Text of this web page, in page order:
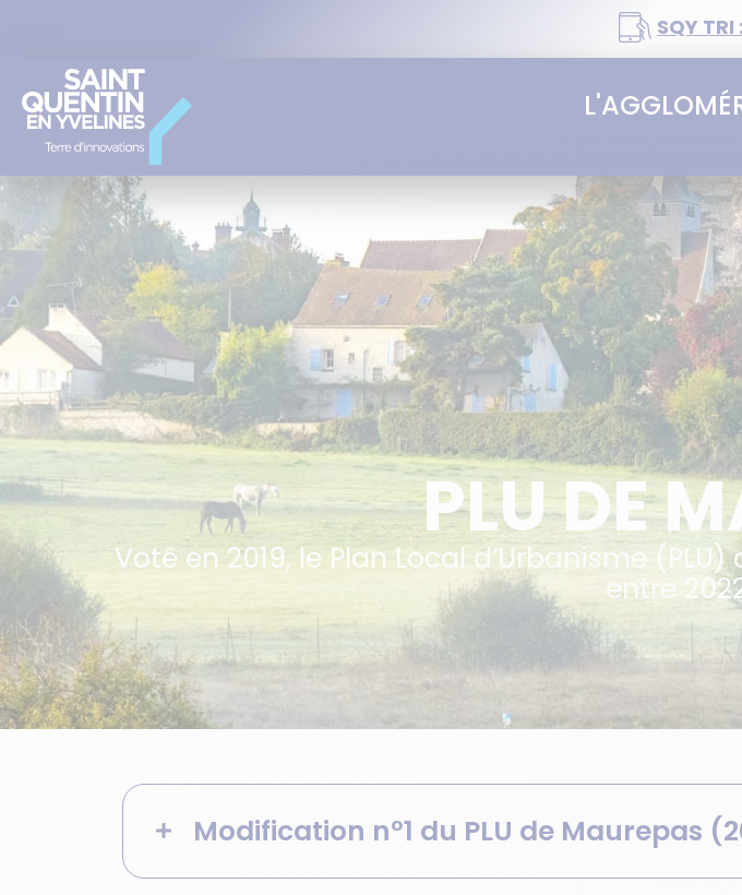
SQY TRI :
PLU DE
Voté en 2019, le Plan Local d’Urbanisme
entre
Modification n°1 du PLU de Maurepas